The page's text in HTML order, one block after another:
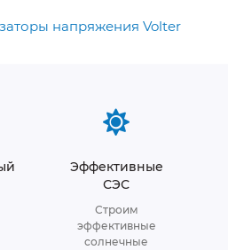
напряжения Volter
Эффективные
СЭС
Строим
эффективные
солнечные